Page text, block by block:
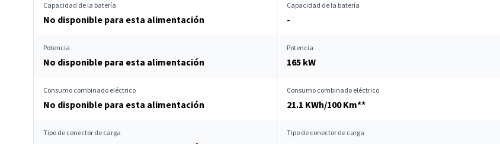
Capacidad de la batería
No disponible para esta alimentación
Capacidad de la batería
-
Potencia
No disponible para esta alimentación
Potencia
165 kW
Consumo combinado eléctrico
No disponible para esta alimentación
Consumo combinado eléctrico
21.1 KWh/100 Km**
Tipo de conector de carga Tipo de conector de carga